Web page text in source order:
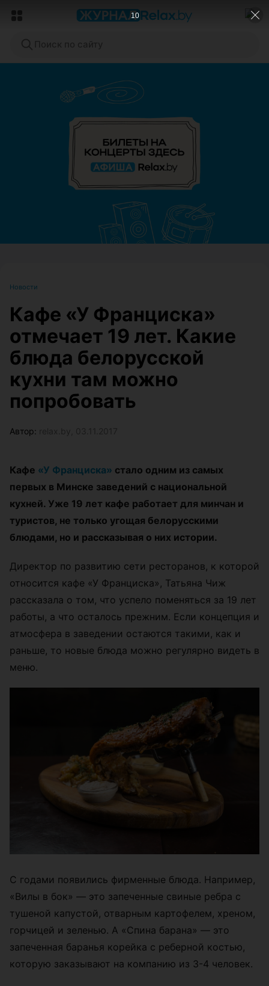
ЭФФЕКТИВНАЯ РЕКЛАМА НА САЙТЕ
Новости
Кафе «У Франциска»
отмечает 19 лет. Какие
блюда белорусской
кухни там можно
попробовать
Автор:
Кафе «У Франциска» стало одним из самых
первых в Минске заведений с национальной
кухней. Уже 19 лет кафе работает для минчан и
туристов, не только угощая белорусскими
блюдами, но и рассказывая о них истории.
Директор по развитию сети ресторанов, к которой
относится кафе «У Франциска», Татьяна Чиж
рассказала о том, что успело поменяться за 19 лет
работы, а что осталось прежним. Если концепция и
атмосфера в заведении остаются такими, как и
раньше, то новые блюда можно регулярно видеть в
меню.
С годами появились фирменные блюда. Например,
«Вилы в бок» — это запеченные свиные ребра с
тушеной капустой, отварным картофелем, хреном,
горчицей и зеленью. А «Спина барана» — это
запеченная баранья корейка с реберной костью,
которую заказывают на компанию из 3-4 человек.
8